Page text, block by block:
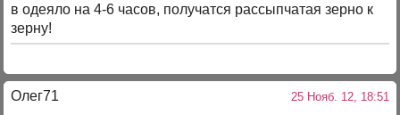
в одеяло на 4-6 часов, получатся рассыпчатая зерно к
зерну!
Олег71 25 Нояб. 12, 18:51